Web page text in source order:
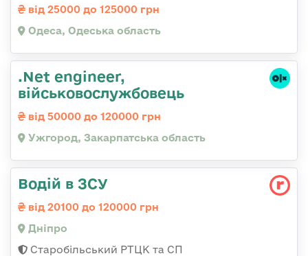
від 25000 до 125000 грн
Одеса, Одеська область
.Net engineer,
військовослужбовець
від 50000 до 120000 грн
Ужгород, Закарпатська область
Водій в ЗСУ
від 20100 до 120000 грн
Дніпро
Старобільський РТЦК та СП